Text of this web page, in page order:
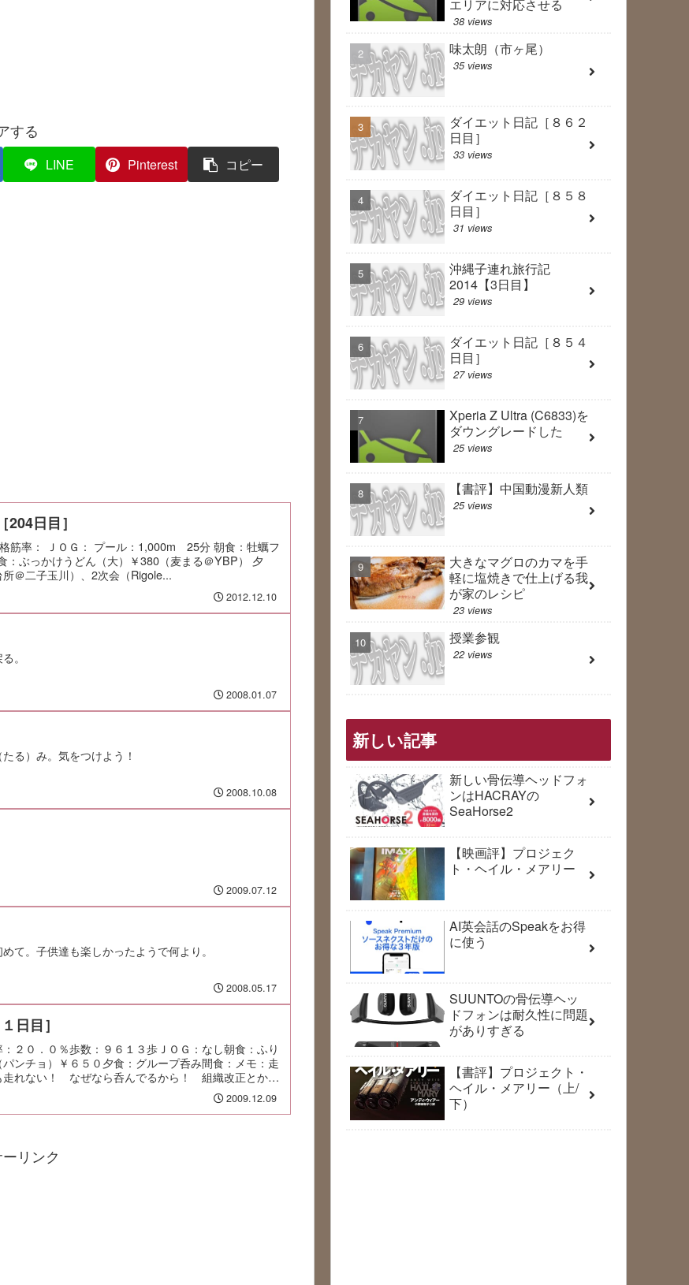
する
LINE Pinterest コピー
日目］
筋率： ＪＯＧ： プール：1,000m 25分 朝食：牡蠣フ
：ぶっかけうどん（大）￥380（麦まる＠YBP） 夕
＠二子玉川）、2次会（Rigole...
2012.12.10
。
2008.01.07
る）み。気をつけよう！
2008.10.08
2009.07.12
て。子供達も楽しかったようで何より。
2008.05.17
日目］
２０．０％歩数：９６１３歩ＪＯＧ：なし朝食：ふり
ンチョ）￥６５０夕食：グループ呑み間食：メモ：走
れない！ なぜなら呑んでるから！ 組織改正とか異
2009.12.09
リンク
エリアに対応させる
38 views
味太朗（市ヶ尾）
35 views
ダイエット日記［８６２
日目］
33 views
ダイエット日記［８５８
日目］
31 views
沖縄子連れ旅行記
2014【3日目】
29 views
ダイエット日記［８５４
日目］
27 views
Xperia Z Ultra (C6833)を
ダウングレードした
25 views
【書評】中国動漫新人類
25 views
大きなマグロのカマを手
軽に塩焼きで仕上げる我
が家のレシピ
23 views
授業参観
22 views
新しい記事
新しい骨伝導ヘッドフォ
ンはHACRAYの
SeaHorse2
【映画評】プロジェク
ト・ヘイル・メアリー
AI英会話のSpeakをお得
に使う
SUUNTOの骨伝導ヘッ
ドフォンは耐久性に問題
がありすぎる
【書評】プロジェクト・
ヘイル・メアリー（上/
下）